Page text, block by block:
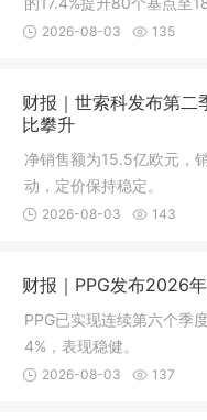
对冲催化剂利润率的下降
2026-08-03 135
财报｜世索科发布第二
比攀升
净销售额为15.5亿欧元，
动，定价保持稳定。
2026-08-03 143
财报｜PPG发布2026
PPG已实现连续第六个季
4%，表现稳健。
2026-08-03 137